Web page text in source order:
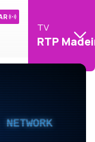
TV
RTP